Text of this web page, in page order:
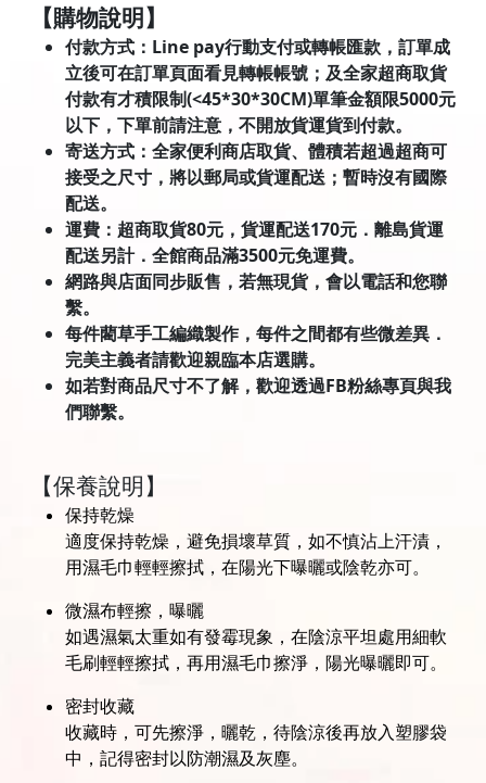
【購物說明】
付款方式：Line pay行動支付或轉帳匯款，訂單成
立後可在訂單頁面看見轉帳帳號；及全家超商取貨
付款有才積限制(<45*30*30CM)單筆金額限5000元
以下，下單前請注意，不開放貨運貨到付款。
寄送方式：全家便利商店取貨、體積若超過超商可
接受之尺寸，將以郵局或貨運配送；暫時沒有國際
配送。
運費：超商取貨80元，貨運配送170元．離島貨運
配送另計．全館商品滿3500元免運費。
網路與店面同步販售，若無現貨，會以電話和您聯
繫。
每件藺草手工編織製作，每件之間都有些微差異．
完美主義者請歡迎親臨本店選購。
如若對商品尺寸不了解，歡迎透過FB粉絲專頁與我
們聯繫。
【保養說明】
保持乾燥
適度保持乾燥，避免損壞草質，如不慎沾上汗漬，
用濕毛巾輕輕擦拭，在陽光下曝曬或陰乾亦可。
微濕布輕擦，曝曬
如遇濕氣太重如有發霉現象，在陰涼平坦處用細軟
毛刷輕輕擦拭，再用濕毛巾擦淨，陽光曝曬即可。
密封收藏
收藏時，可先擦淨，曬乾，待陰涼後再放入塑膠袋
中，記得密封以防潮濕及灰塵。